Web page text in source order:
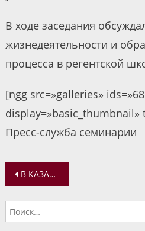
В ходе заседания
жизнедеятельности и
процесса в регентской
[ngg src=»galleries»
display=»basic_thumbnail»
Пресс-служба семинарии
Навигация
по
записям
В КАЗАНСКОМ ЖЕНСКОМ МОНАСТЫРЕ СОСТОЯЛОСЬ ОТКРЫТИЕ ХОРОВОГО ФЕСТИВАЛЯ «АЛЕКСАНДР НЕВСКИЙ»